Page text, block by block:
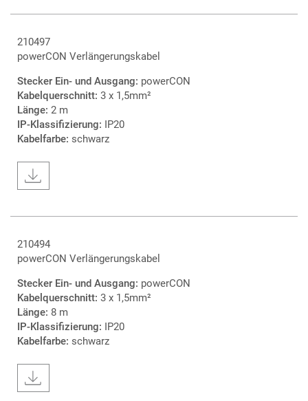
210497
powerCON Verlängerungskabel
Stecker Ein- und Ausgang: powerCON
Kabelquerschnitt: 3 x 1,5mm²
Länge: 2 m
IP-Klassifizierung: IP20
Kabelfarbe: schwarz
210494
powerCON Verlängerungskabel
Stecker Ein- und Ausgang: powerCON
Kabelquerschnitt: 3 x 1,5mm²
Länge: 8 m
IP-Klassifizierung: IP20
Kabelfarbe: schwarz